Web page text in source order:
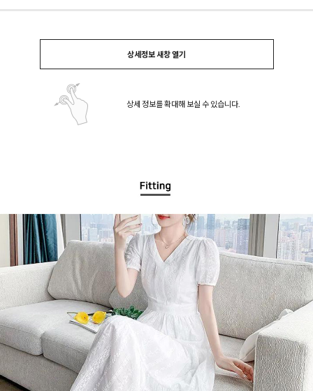
상세정보 새창 열기
상세 정보를 확대해 보실 수 있습니다.